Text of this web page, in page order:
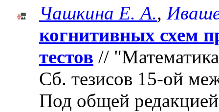
Чашкина Е. А.,
когнитивных схем
тестов //
Cб. тезисов 15-ой
Под общей